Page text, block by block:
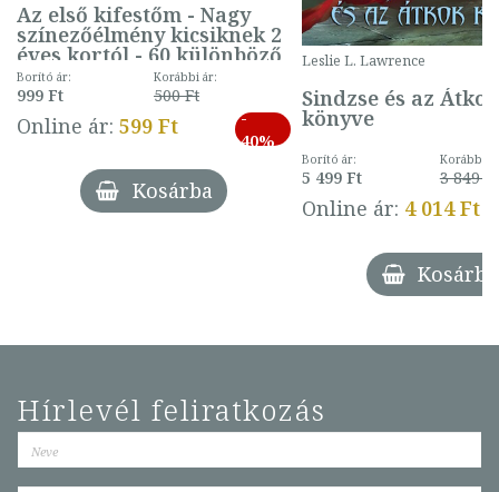
Az első kifestőm - Nagy
színezőélmény kicsiknek 2
éves kortól - 60 különböző
mintával (gombás)
Borító ár:
999 Ft
Korábbi ár:
500 Ft
Online ár: 599 Ft
-
40%
Kosárba
Leslie L. Lawrence
Sindzse és az Átkok
könyve
Borító ár:
5 499 Ft
Korábbi
3 849 Ft
Online ár: 4 014 Ft
Kosárba
Hírlevél feliratkozás